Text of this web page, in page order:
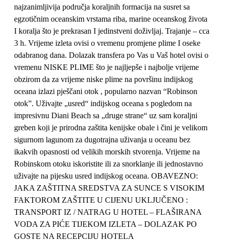
najzanimljivija područja koraljnih formacija na susret sa
egzotičnim oceanskim vrstama riba, marine oceanskog života
I koralja što je prekrasan I jedinstveni doživljaj. Trajanje – cca
3 h. Vrijeme izleta ovisi o vremenu promjene plime I oseke
odabranog dana. Dolazak transfera po Vas u Vaš hotel ovisi o
vremenu NISKE PLIME što je najljepše i najbolje vrijeme
obzirom da za vrijeme niske plime na površinu indijskog
oceana izlazi pješčani otok , popularno nazvan “Robinson
otok”. Uživajte „usred“ indijskog oceana s pogledom na
impresivnu Diani Beach sa „druge strane“ uz sam koraljni
greben koji je prirodna zaštita kenijske obale i čini je velikom
sigurnom lagunom za dugotrajna uživanja u oceanu bez
ikakvih opasnosti od velikih morskih stvorenja. Vrijeme na
Robinskom otoku iskoristite ili za snorklanje ili jednostavno
uživajte na pijesku usred indijskog oceana. OBAVEZNO:
JAKA ZAŠTITNA SREDSTVA ZA SUNCE S VISOKIM
FAKTOROM ZAŠTITE U CIJENU UKLJUČENO :
TRANSPORT IZ / NATRAG U HOTEL – FLAŠIRANA
VODA ZA PIĆE TIJEKOM IZLETA – DOLAZAK PO
GOSTE NA RECEPCIJU HOTELA